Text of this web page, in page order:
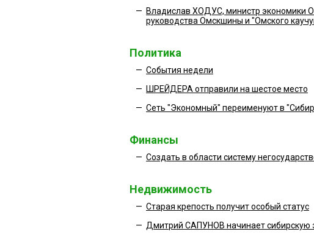
— Владислав ХОДУС, министр экономики
руководства Омскшины и "Омского
Политика
— События недели
— ШРЕЙДЕРА отправили на шестое место
— Сеть "Экономный" переименуют в
Финансы
— Создать в области систему
Недвижимость
— Старая крепость получит особый статус
— Дмитрий САПУНОВ начинает сибирскую